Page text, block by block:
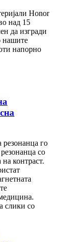
Honor
над 15
да изгради
нашите
напорно
резонанца го
со
контраст.
слики со